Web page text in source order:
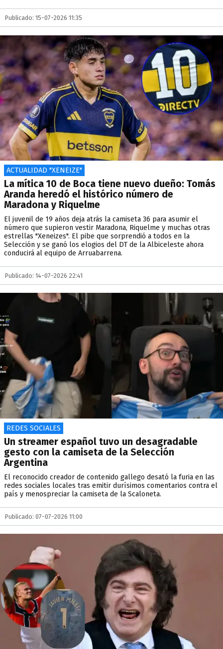
Publicado: 15-07-2026 11:35
ACTUALIDAD "XENEIZE"
La mítica 10 de Boca tiene nuevo dueño: Tomás
Aranda heredó el histórico número de
Maradona y Riquelme
El juvenil de 19 años deja atrás la camiseta 36 para asumir el
número que supieron vestir Maradona, Riquelme y muchas otras
estrellas "Xeneizes". El pibe que sorprendió a todos en la
Selección y se ganó los elogios del DT de la Albiceleste ahora
conducirá al equipo de Arruabarrena.
Publicado: 14-07-2026 22:41
REDES SOCIALES
Un streamer español tuvo un desagradable
gesto con la camiseta de la Selección
Argentina
El reconocido creador de contenido gallego desató la furia en las
redes sociales locales tras emitir durísimos comentarios contra el
país y menospreciar la camiseta de la Scaloneta.
Publicado: 07-07-2026 11:00